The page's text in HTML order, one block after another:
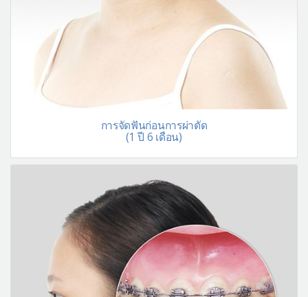
การจัดฟันก่อนการผ่าตัด
(1 ปี 6 เดือน)